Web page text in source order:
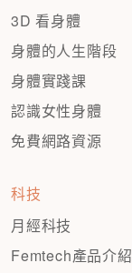
3D 看身體
身體的人生階段
身體實踐課
認識女性身體
免費網路資源
科技
月經科技
Femtech產品介紹